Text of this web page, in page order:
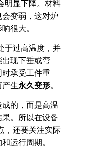
明显下降。材料
变弱，这对炉
很大。
于过高温度，并
出现下垂或弯
时承受工件重
产生永久变形。
的，而是高温
。所以在设备
，还要关注实际
运行周期。